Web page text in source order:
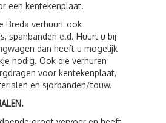
een kentekenplaat.
Breda verhuurt ook
spanbanden e.d. Huurt u bij
dan heeft u mogelijk
nodig. Ook die verhuren
voor kentekenplaat,
en sjorbanden/touw.